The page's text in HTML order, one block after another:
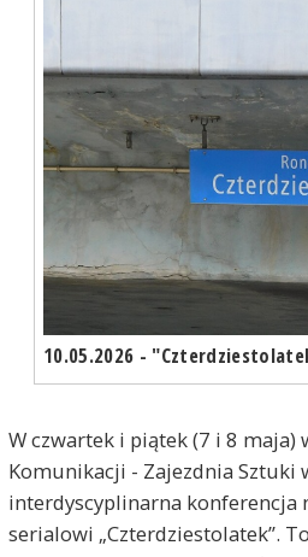
10.05.2026 -
W czwartek i piątek (7 i 8 maja)
Komunikacji - Zajezdnia Sztuki
interdyscyplinarna konferencja
serialowi „Czterdziestolatek”.